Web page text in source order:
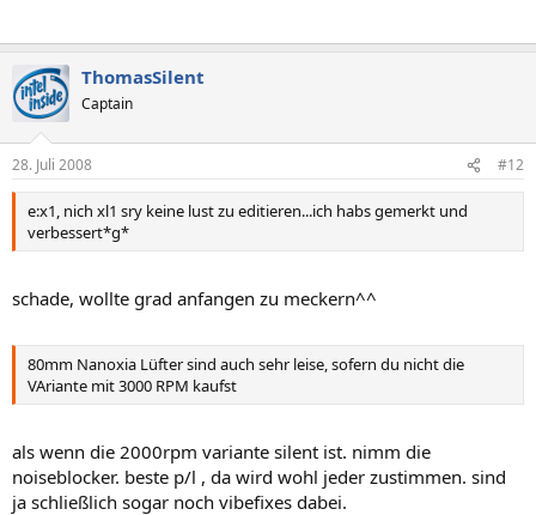
ThomasSilent
Captain
28. Juli 2008 #12
e:x1, nich xl1 sry keine lust zu editieren...ich habs gemerkt und
verbessert*g*
schade, wollte grad anfangen zu meckern^^
80mm Nanoxia Lüfter sind auch sehr leise, sofern du nicht die
VAriante mit 3000 RPM kaufst
als wenn die 2000rpm variante silent ist. nimm die
noiseblocker. beste p/l , da wird wohl jeder zustimmen. sind
ja schließlich sogar noch vibefixes dabei.